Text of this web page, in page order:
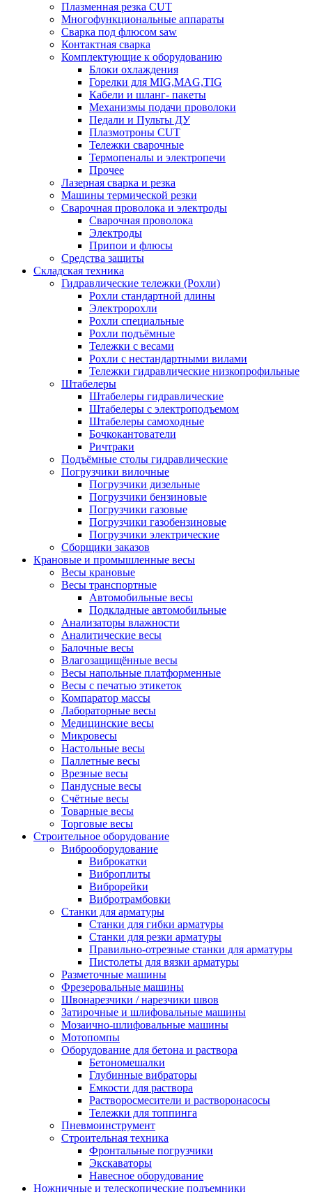
Плазменная резка CUT
Многофункциональные аппараты
Сварка под флюсом saw
Контактная сварка
Комплектующие к оборудованию
Блоки охлаждения
Горелки для MIG,MAG,TIG
Кабели и шланг- пакеты
Механизмы подачи проволоки
Педали и Пульты ДУ
Плазмотроны CUT
Тележки сварочные
Термопеналы и электропечи
Прочее
Лазерная сварка и резка
Машины термической резки
Сварочная проволока и электроды
Сварочная проволока
Электроды
Припои и флюсы
Средства защиты
Складская техника
Гидравлические тележки (Рохли)
Рохли стандартной длины
Электророхли
Рохли специальные
Рохли подъёмные
Тележки с весами
Рохли с нестандартными вилами
Тележки гидравлические низкопрофильные
Штабелеры
Штабелеры гидравлические
Штабелеры с электроподъемом
Штабелеры самоходные
Бочкокантователи
Ричтраки
Подъёмные столы гидравлические
Погрузчики вилочные
Погрузчики дизельные
Погрузчики бензиновые
Погрузчики газовые
Погрузчики газобензиновые
Погрузчики электрические
Сборщики заказов
Крановые и промышленные весы
Весы крановые
Весы транспортные
Автомобильные весы
Подкладные автомобильные
Анализаторы влажности
Аналитические весы
Балочные весы
Влагозащищённые весы
Весы напольные платформенные
Весы с печатью этикеток
Компаратор массы
Лабораторные весы
Медицинские весы
Микровесы
Настольные весы
Паллетные весы
Врезные весы
Пандусные весы
Счётные весы
Товарные весы
Торговые весы
Строительное оборудование
Виброоборудование
Виброкатки
Виброплиты
Виброрейки
Вибротрамбовки
Станки для арматуры
Станки для гибки арматуры
Станки для резки арматуры
Правильно-отрезные станки для арматуры
Пистолеты для вязки арматуры
Разметочные машины
Фрезеровальные машины
Швонарезчики / нарезчики швов
Затирочные и шлифовальные машины
Мозаично-шлифовальные машины
Мотопомпы
Оборудование для бетона и раствора
Бетономешалки
Глубинные вибраторы
Емкости для раствора
Растворосмесители и растворонасосы
Тележки для топпинга
Пневмоинструмент
Строительная техника
Фронтальные погрузчики
Экскаваторы
Навесное оборудование
Ножничные и телескопические подъемники